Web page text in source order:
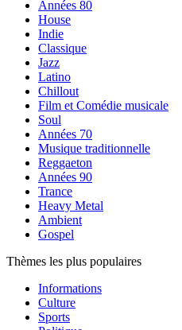
Années 80
House
Indie
Classique
Jazz
Latino
Chillout
Film et Comédie musicale
Soul
Années 70
Musique traditionnelle
Reggaeton
Années 90
Trance
Heavy Metal
Ambient
Gospel
Thèmes les plus populaires
Informations
Culture
Sports